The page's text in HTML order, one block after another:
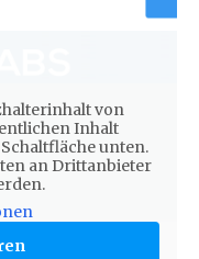
von
Inhalt
unten.
an Drittanbieter